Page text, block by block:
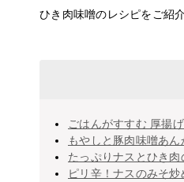
ひき肉味噌のレシピをご紹
ごはんがすすむ 厚揚
もやしと豚肉味噌あん
たっぷりナスとひき
ピリ辛！ナスのみそ炒